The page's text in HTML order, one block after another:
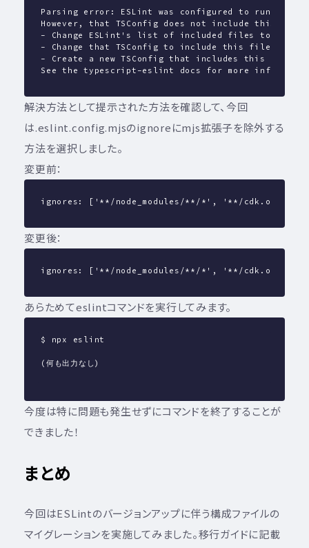
Parsing error: ESLint was configured to run on
However, that TSConfig does not include this
- Change ESLint's list of included files to not
- Change that TSConfig to include this file
- Create a new TSConfig that includes this file
See the typescript-eslint docs for more info:
解決方法として提示された方法を確認して、今回
は.eslint.config.mjsのignoreにmjs拡張子を除外する
方法を選択しました。
変更前：
ignores: ['**/node_modules/**/*', '**/
変更後：
ignores: ['**/node_modules/**/*', '**/
あらためてeslintコマンドを実行してみます。
$ npx eslint
(何も出力なし)
今度は特に問題も発生せずにコマンドを終了することが
できました！
まとめ
今回はESLintのバージョンアップに伴う構成ファイルの
マイグレーションを実施してみました。移行ガイドに記載